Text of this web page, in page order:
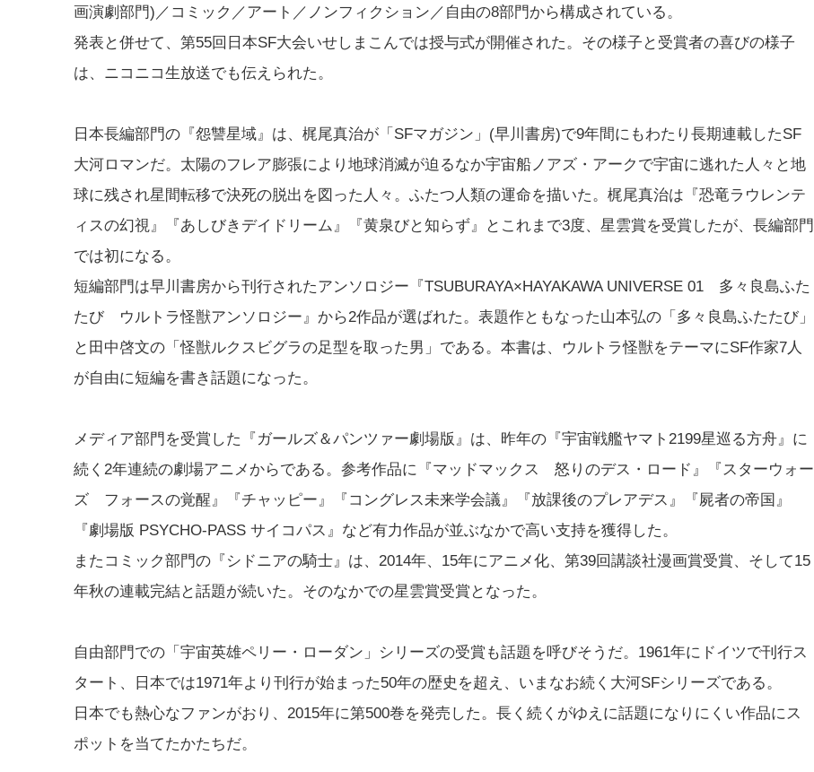
画演劇部門)／コミック／アート／ノンフィクション／自由の8部門から構成されている。
発表と併せて、第55回日本SF大会いせしまこんでは授与式が開催された。その様子と受賞者の喜びの様子
は、ニコニコ生放送でも伝えられた。
日本長編部門の『怨讐星域』は、梶尾真治が「SFマガジン」(早川書房)で9年間にもわたり長期連載したSF
大河ロマンだ。太陽のフレア膨張により地球消滅が迫るなか宇宙船ノアズ・アークで宇宙に逃れた人々と地
球に残され星間転移で決死の脱出を図った人々。ふたつ人類の運命を描いた。梶尾真治は『恐竜ラウレンテ
ィスの幻視』『あしびきデイドリーム』『黄泉びと知らず』とこれまで3度、星雲賞を受賞したが、長編部門
では初になる。
短編部門は早川書房から刊行されたアンソロジー『TSUBURAYA×HAYAKAWA UNIVERSE 01 多々良島ふた
たび ウルトラ怪獣アンソロジー』から2作品が選ばれた。表題作ともなった山本弘の「多々良島ふたたび」
と田中啓文の「怪獣ルクスビグラの足型を取った男」である。本書は、ウルトラ怪獣をテーマにSF作家7人
が自由に短編を書き話題になった。
メディア部門を受賞した『ガールズ＆パンツァー劇場版』は、昨年の『宇宙戦艦ヤマト2199星巡る方舟』に
続く2年連続の劇場アニメからである。参考作品に『マッドマックス 怒りのデス・ロード』『スターウォー
ズ フォースの覚醒』『チャッピー』『コングレス未来学会議』『放課後のプレアデス』『屍者の帝国』
『劇場版 PSYCHO-PASS サイコパス』など有力作品が並ぶなかで高い支持を獲得した。
またコミック部門の『シドニアの騎士』は、2014年、15年にアニメ化、第39回講談社漫画賞受賞、そして15
年秋の連載完結と話題が続いた。そのなかでの星雲賞受賞となった。
自由部門での「宇宙英雄ペリー・ローダン」シリーズの受賞も話題を呼びそうだ。1961年にドイツで刊行ス
タート、日本では1971年より刊行が始まった50年の歴史を超え、いまなお続く大河SFシリーズである。
日本でも熱心なファンがおり、2015年に第500巻を発売した。長く続くがゆえに話題になりにくい作品にス
ポットを当てたかたちだ。